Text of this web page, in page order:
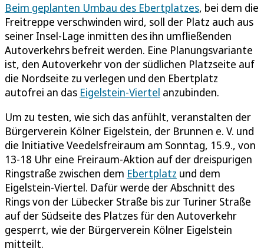
Beim geplanten Umbau des Ebertplatzes, bei dem die
Freitreppe verschwinden wird, soll der Platz auch aus
seiner Insel-Lage inmitten des ihn umfließenden
Autoverkehrs befreit werden. Eine Planungsvariante
ist, den Autoverkehr von der südlichen Platzseite auf
die Nordseite zu verlegen und den Ebertplatz
autofrei an das Eigelstein-Viertel anzubinden.
Um zu testen, wie sich das anfühlt, veranstalten der
Bürgerverein Kölner Eigelstein, der Brunnen e. V. und
die Initiative Veedelsfreiraum am Sonntag, 15.9., von
13-18 Uhr eine Freiraum-Aktion auf der dreispurigen
Ringstraße zwischen dem Ebertplatz und dem
Eigelstein-Viertel. Dafür werde der Abschnitt des
Rings von der Lübecker Straße bis zur Turiner Straße
auf der Südseite des Platzes für den Autoverkehr
gesperrt, wie der Bürgerverein Kölner Eigelstein
mitteilt.